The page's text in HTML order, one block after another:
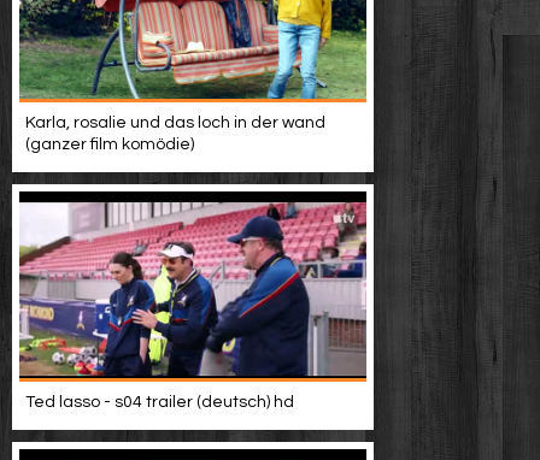
Karla, rosalie und das loch in der wand
(ganzer film komödie)
Ted lasso - s04 trailer (deutsch) hd